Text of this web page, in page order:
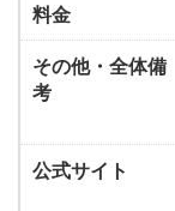
料金
その他・全体備
考
公式サイト